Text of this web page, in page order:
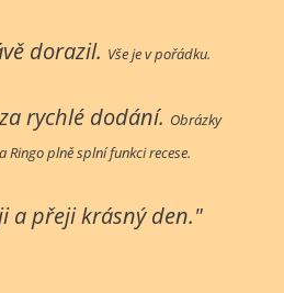
dorazil. Vše je v pořádku.
rychlé dodání. Obrázky
plně splní funkci recese.
a přeji krásný den."